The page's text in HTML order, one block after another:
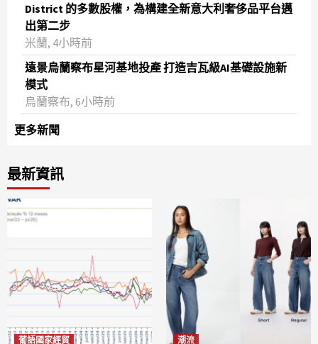
District 的多數股權，為構建全新意大利奢侈品平台邁
出第二步
米蘭, 4小時前
遠景烏蘭察布星河基地投產 打造吉瓦級AI基礎設施新
模式
烏蘭察布, 6小時前
更多新聞
最新資訊
葡語國家經貿 潮流